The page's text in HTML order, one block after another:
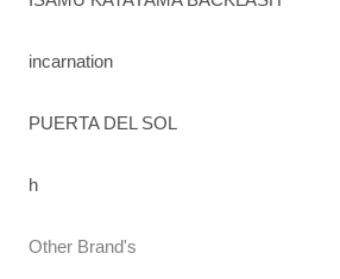
incarnation
PUERTA DEL SOL
h
Other Brand's